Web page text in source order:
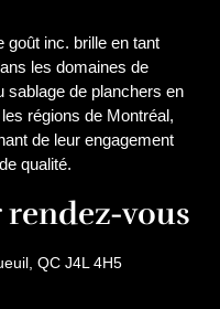
goût inc. brille en tant
les domaines de
sablage de planchers en
régions de Montréal,
de leur engagement
qualité.
vous
QC J4L 4H5